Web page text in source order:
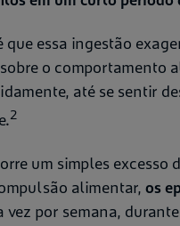
essa ingestão
o comportamento
até se sentir
2
um simples
alimentar, os
por semana,